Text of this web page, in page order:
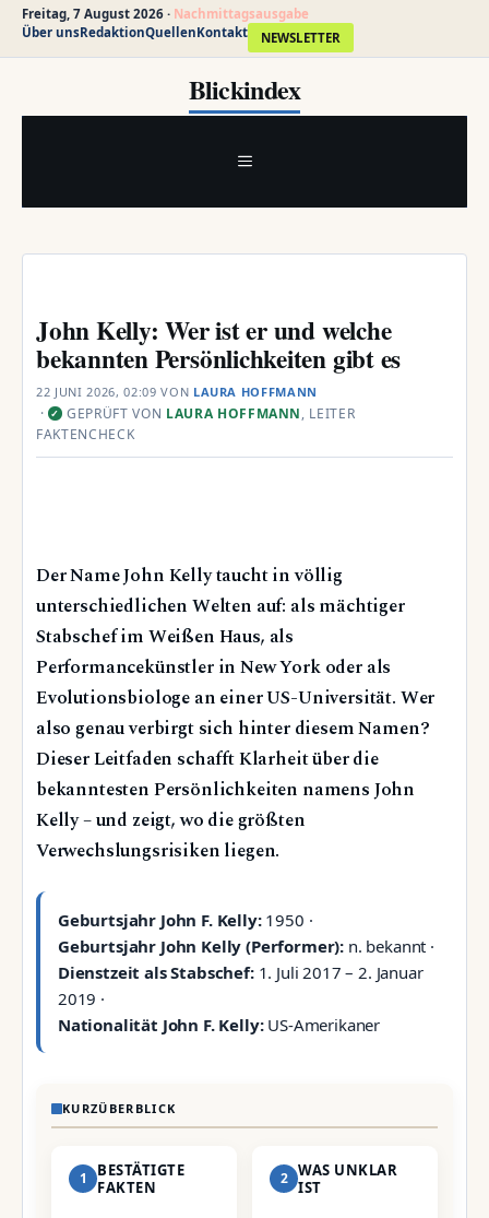
Freitag, 7 August 2026 · Nachmittagsausgabe
Über unsRedaktionQuellenKontakt NEWSLETTER
springen
Blickindex
MENÜ
John Kelly: Wer ist er und welche
bekannten Persönlichkeiten gibt es
22 JUNI 2026, 02:09 VON LAURA HOFFMANN
· ✓ GEPRÜFT VON LAURA HOFFMANN, LEITER
FAKTENCHECK
Der Name John Kelly taucht in völlig
unterschiedlichen Welten auf: als mächtiger
Stabschef im Weißen Haus, als
Performancekünstler in New York oder als
Evolutionsbiologe an einer US-Universität. Wer
also genau verbirgt sich hinter diesem Namen?
Dieser Leitfaden schafft Klarheit über die
bekanntesten Persönlichkeiten namens John
Kelly – und zeigt, wo die größten
Verwechslungsrisiken liegen.
Geburtsjahr John F. Kelly:1950 ·
Geburtsjahr John Kelly (Performer): n. bekannt ·
Dienstzeit als Stabschef:1. Juli 2017 – 2. Januar
2019 ·
Nationalität John F. Kelly:US-Amerikaner
KURZÜBERBLICK
1
BESTÄTIGTE
FAKTEN
2 WAS UNKLAR
IST